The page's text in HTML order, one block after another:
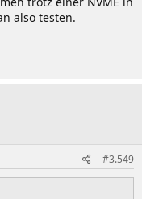
also testen.
#3.549